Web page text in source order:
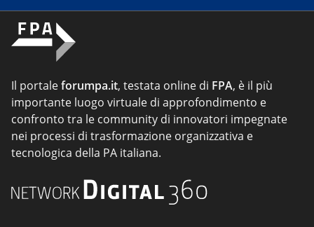
Il portaleforumpa.it, testata online di FPA, è il più
importante luogo virtuale di approfondimento e
confronto tra le community di innovatori impegnate
nei processi di trasformazione organizzativa e
tecnologica della PA italiana.